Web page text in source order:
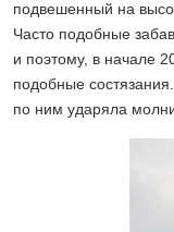
подвешенный на
Часто подобные
и поэтому, в начале
подобные
по ним ударяла